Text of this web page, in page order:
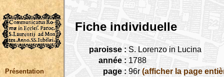
Présentation
Fiche individuelle
paroisse : S. Lorenzo in Lucina
année : 1788
page : 96r (afficher la page